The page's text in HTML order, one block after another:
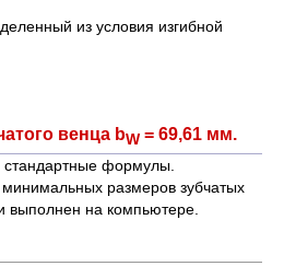
из условия изгибной
венца bW = 69,61 мм.
формулы.
размеров зубчатых
выполнен на компьютере.